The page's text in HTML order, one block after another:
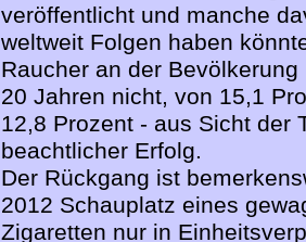
veröffentlicht und manche
weltweit Folgen haben
Raucher an der
20 Jahren nicht, von 15,1
12,8 Prozent - aus Sicht der
beachtlicher Erfolg.
Der Rückgang ist
2012 Schauplatz eines
Zigaretten nur in